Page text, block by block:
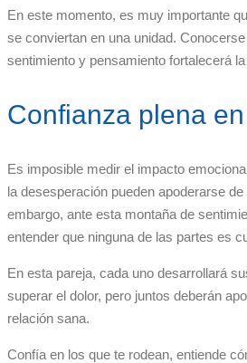
En este momento, es muy importante
se conviertan en una unidad.
sentimiento y pensamiento fortalecerá
Confianza plena
Es imposible medir el impacto
la desesperación pueden apoderarse
embargo, ante esta montaña de
entender que ninguna de las partes es
En esta pareja, cada uno desarrollará
superar el dolor, pero juntos deberán
relación sana.
Confía en los que te rodean, entiende